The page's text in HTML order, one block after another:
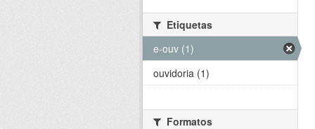
Etiquetas
e-ouv (1)
ouvidoria (1)
Formatos